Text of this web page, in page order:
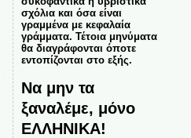
σχόλια και όσα είναι
γραμμένα με κεφαλαία
γράμματα. Τέτοια μηνύματα
θα διαγράφονται όποτε
εντοπίζονται στο εξής.
Να μην τα
ξαναλέμε, μόνο
ΕΛΛΗΝΙΚΑ!